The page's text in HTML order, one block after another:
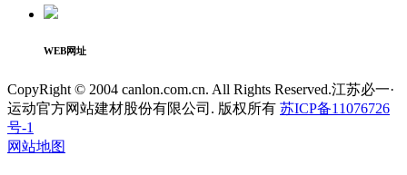
WEB网址
CopyRight © 2004 canlon.com.cn. All Rights Reserved.江苏必一·
运动官方网站建材股份有限公司. 版权所有 苏ICP备11076726
号-1
网站地图